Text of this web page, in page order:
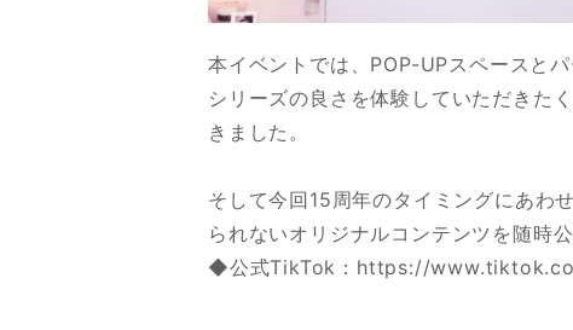
本イベントでは、POP-UPスペースと
シリーズの良さを体験していただきた
きました。
そして今回15周年のタイミングにあわ
られないオリジナルコンテンツを随時
◆公式TikTok： https://